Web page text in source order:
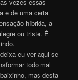
vezes essas
e de uma certa
híbrida, a
ou triste. É
eu ver aqui se
todo mal
mas desta